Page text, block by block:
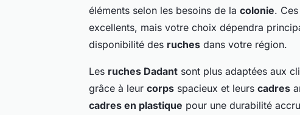
éléments selon les besoins de la colonie.
excellents, mais votre choix dépendra
disponibilité des ruches dans votre région.
Les ruches Dadant sont plus adaptées aux
grâce à leur corps spacieux et leurs cadres
cadres en plastique pour une durabilité